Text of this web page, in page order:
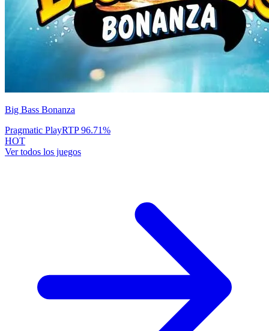
Big Bass Bonanza
Pragmatic PlayRTP96.71%
HOT
Ver todos los juegos